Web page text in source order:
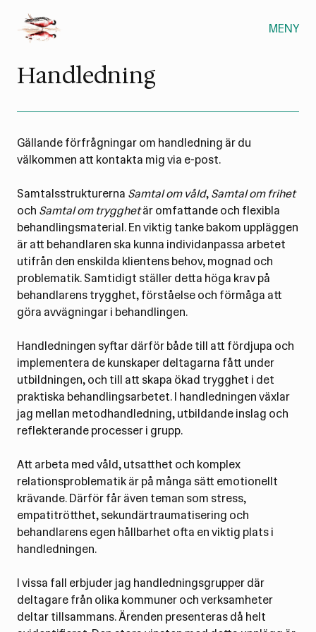
MENY
Handledning
Gällande förfrågningar om handledning är du
välkommen att kontakta mig via e-post.
Samtalsstrukturerna Samtal om våld,Samtal om frihet
och Samtal om trygghetär omfattande och flexibla
behandlingsmaterial. En viktig tanke bakom uppläggen
är att behandlaren ska kunna individanpassa arbetet
utifrån den enskilda klientens behov, mognad och
problematik. Samtidigt ställer detta höga krav på
behandlarens trygghet, förståelse och förmåga att
göra avvägningar i behandlingen.
Handledningen syftar därför både till att fördjupa och
implementera de kunskaper deltagarna fått under
utbildningen, och till att skapa ökad trygghet i det
praktiska behandlingsarbetet. I handledningen växlar
jag mellan metodhandledning, utbildande inslag och
reflekterande processer i grupp.
Att arbeta med våld, utsatthet och komplex
relationsproblematik är på många sätt emotionellt
krävande. Därför får även teman som stress,
empatitrötthet, sekundärtraumatisering och
behandlarens egen hållbarhet ofta en viktig plats i
handledningen.
I vissa fall erbjuder jag handledningsgrupper där
deltagare från olika kommuner och verksamheter
deltar tillsammans. Ärenden presenteras då helt